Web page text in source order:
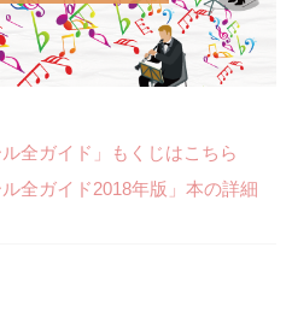
全ガイド」もくじはこちら
全ガイド2018年版」本の詳細